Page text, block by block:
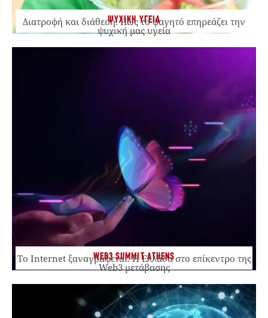
ΨΥΧΙΚΗ ΥΓΕΙΑ
Διατροφή και διάθεση: Πώς το φαγητό επηρεάζει την
ψυχική μας υγεία
WEB3 SUMMIT ATHENS
Το Internet ξαναγράφεται. Η Ελλάδα στο επίκεντρο της
Web3 μετάβασης